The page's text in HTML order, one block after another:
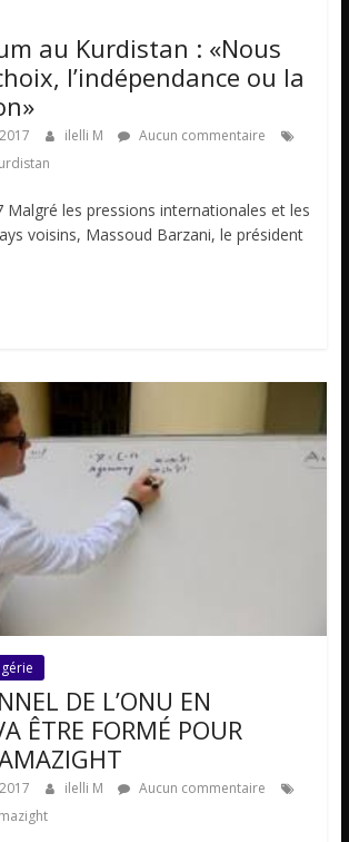
au Kurdistan : «Nous
l’indépendance ou la
ilelli M
Aucun commentaire
Malgré les pressions internationales et les
voisins, Massoud Barzani, le président
DE L’ONU EN
ÊTRE FORMÉ POUR
ilelli M
Aucun commentaire